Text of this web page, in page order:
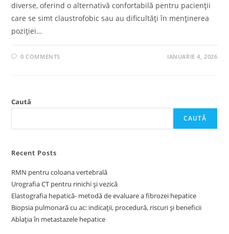
diverse, oferind o alternativă confortabilă pentru pacienții
care se simt claustrofobic sau au dificultăți în menținerea
poziției…
0 COMMENTS IANUARIE 4, 2026
Caută
CAUTĂ
Recent Posts
RMN pentru coloana vertebrală
Urografia CT pentru rinichi și vezică
Elastografia hepatică- metodă de evaluare a fibrozei hepatice
Biopsia pulmonară cu ac: indicații, procedură, riscuri și beneficii
Ablația în metastazele hepatice